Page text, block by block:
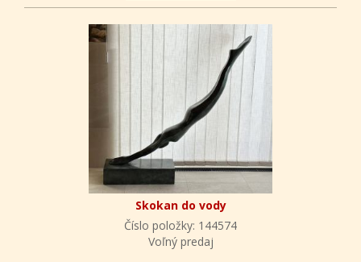
Skokan do vody
Číslo položky: 144574
Voľný predaj